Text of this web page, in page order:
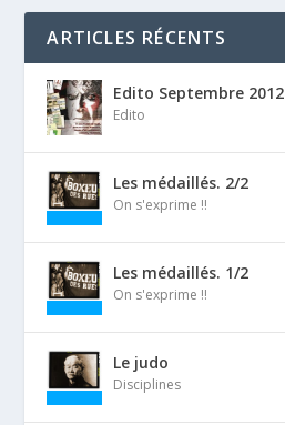
ARTICLES RÉCENTS
Edito Septembre 2012
Edito
Les médaillés. 2/2
On s'exprime !!
Les médaillés. 1/2
On s'exprime !!
Le judo
Disciplines